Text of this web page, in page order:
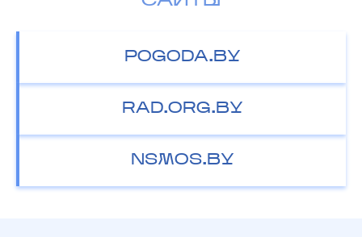
POGODA.BY
RAD.ORG.BY
NSMOS.BY